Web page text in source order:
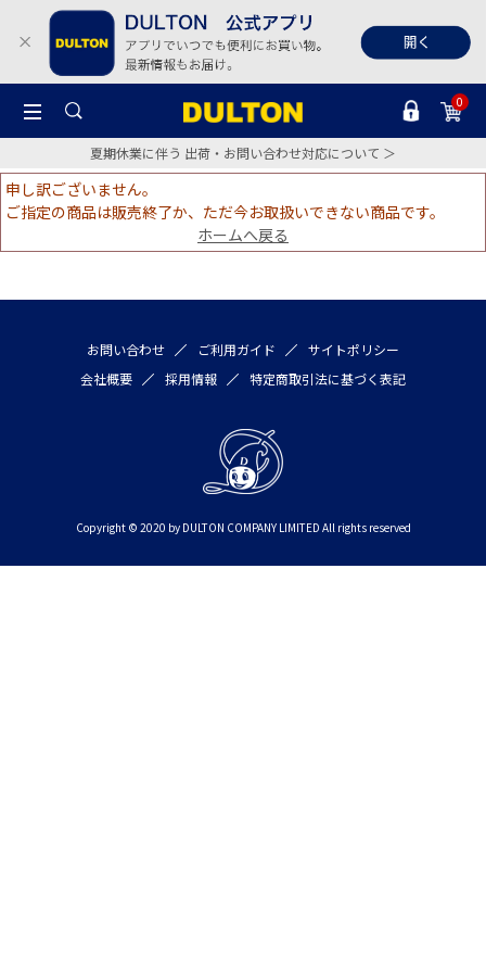
0
夏期休業に伴う 出荷・お問い合わせ対応について ＞
申し訳ございません。
ご指定の商品は販売終了か、ただ今お取扱いできない商品です。
ホームへ戻る
お問い合わせ ご利用ガイド
サイトポリシー
会社概要
採用情報 特定商取引法に基づく表記
Copyright © 2020 by DULTON COMPANY LIMITED All rights reserved